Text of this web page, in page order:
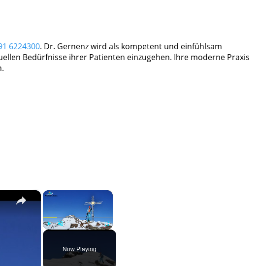
6224300. Dr. Gernenz wird als kompetent und einfühlsam
Bedürfnisse ihrer Patienten einzugehen. Ihre moderne Praxis
×
Fullscreen
Now Playing
×